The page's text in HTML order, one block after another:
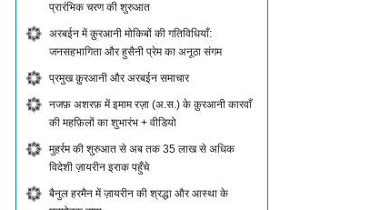
प्रारंभिक चरण की शुरुआत
अरबईन में क़ुरआनी मोकिबों की गतिविधियाँ:
जनसहभागिता और हुसैनी प्रेम का अनूठा संगम
प्रमुख क़ुरआनी और अरबईन समाचार
नजफ़ अशरफ़ में इमाम रज़ा (अ.स.) के क़ुरआनी कारवाँ
की महफ़िलों का शुभारंभ + वीडियो
मुहर्रम की शुरुआत से अब तक 35 लाख से अधिक
विदेशी ज़ायरीन इराक पहुँचे
बैनुल हरमैन में ज़ायरीन की श्रद्धा और आस्था के